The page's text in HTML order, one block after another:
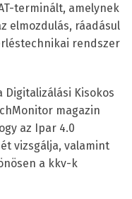
terminált, amelynek
elmozdulás, ráadásul
rendszer
Kisokos
magazin
az Ipar 4.0
vizsgálja, valamint
a kkv-k